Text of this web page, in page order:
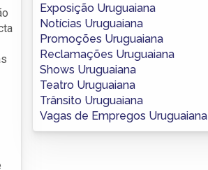
Exposição Uruguaiana
Notícias Uruguaiana
Promoções Uruguaiana
Reclamações Uruguaiana
Shows Uruguaiana
Teatro Uruguaiana
Trânsito Uruguaiana
Vagas de Empregos Uruguaiana